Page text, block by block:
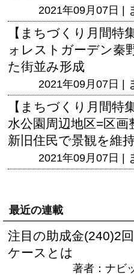
2021年09月07日 |
【まちづくり月間特
ォレストガーデン秦
た街並み形成
2021年09月07日 |
【まちづくり月間特
水公園周辺地区=区画
新旧住民で景観を維
2021年09月07日 |
最近の連載
注目の助成金(240)2
ケースとは
著者：ナビ